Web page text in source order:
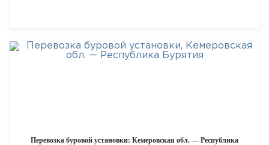
Перевозка буровой установки: Кемеровская обл. — Республика